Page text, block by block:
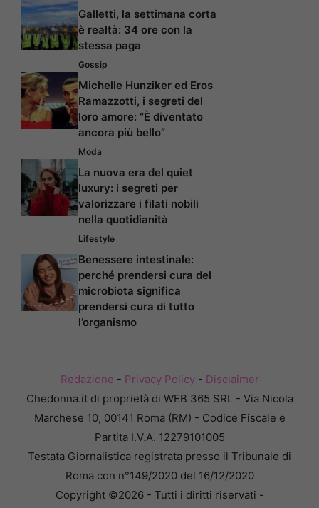
Galletti, la settimana corta
è realtà: 34 ore con la
stessa paga
Gossip
Michelle Hunziker ed Eros
Ramazzotti, i segreti del
loro amore: “È diventato
ancora più bello”
Moda
La nuova era del quiet
luxury: i segreti per
valorizzare i filati nobili
nella quotidianità
Lifestyle
Benessere intestinale:
perché prendersi cura del
microbiota significa
prendersi cura di tutto
l’organismo
Redazione - Privacy Policy- Disclaimer
Chedonna.it di proprietà di WEB 365 SRL - Via Nicola
Marchese 10, 00141 Roma (RM) - Codice Fiscale e
Partita I.V.A. 12279101005
Testata Giornalistica registrata presso il Tribunale di
Roma con n°149/2020 del 16/12/2020
Copyright ©2026 - Tutti i diritti riservati -